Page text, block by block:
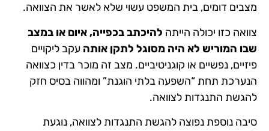
מצבים דומים, בית המשפט עשוי שלא לאשר את הצוואה.
צוואה כזו יכולה הייתה להיכתב בכפייה, איום או במצב
שבו המוריש לא היה מסוגל לתקן אותה עקב ליקויים
פיזיים, נפשיים או קוגניטיביים. מצב זה מוכר בדין כצוואה
הנערכת תחת “השפעה בלתי הוגנת” ומהווה בסיס חזק
להגשת התנגדות לצוואה.
סיבה נוספת נפוצה להגשת התנגדות לצוואה, נוגעת